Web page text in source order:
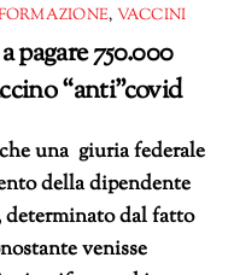
, VACCINI
pagare 750.000
“anti”covid
una giuria federale
della dipendente
determinato dal fatto
venisse